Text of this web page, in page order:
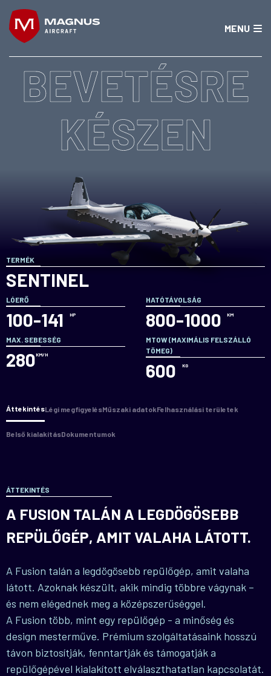
MENU
BEVETÉSRE
KÉSZEN
TERMÉK
SENTINEL
LÓERŐ
100-141 HP
HATÓTÁVOLSÁG
800-1000 KM
MAX. SEBESSÉG
280KM/H
MTOW (MAXIMÁLIS FELSZÁLLÓ
TÖMEG)
600 KG
ÁttekintésLégi megfigyelésMűszaki adatokFelhasználási területek
Belső kialakításDokumentumok
ÁTTEKINTÉS
A FUSION TALÁN A LEGDÖGÖSEBB
REPÜLŐGÉP, AMIT VALAHA LÁTOTT.
A Fusion talán a legdögösebb repülőgép, amit valaha
látott. Azoknak készült, akik mindig többre vágynak –
és nem elégednek meg a középszerűséggel.
A Fusion több, mint egy repülőgép - a minőség és
design mesterműve. Prémium szolgáltatásaink hosszú
távon biztosítják, fenntartják és támogatják a
repülőgépével kialakított elválaszthatatlan kapcsolatát.